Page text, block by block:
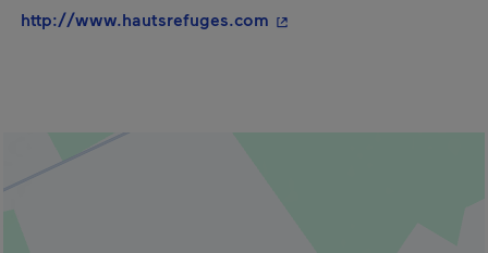
http://www.hautsrefuges.com - Cet hyperlien s'ouvrira